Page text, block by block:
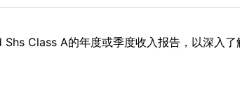
Class A的年度或季度收入报告，以深入